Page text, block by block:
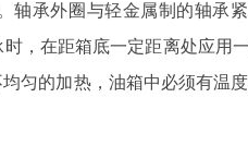
轴承外圈与轻金属制的轴承
，在距箱底一定距离处应用
匀的加热，油箱中必须有温